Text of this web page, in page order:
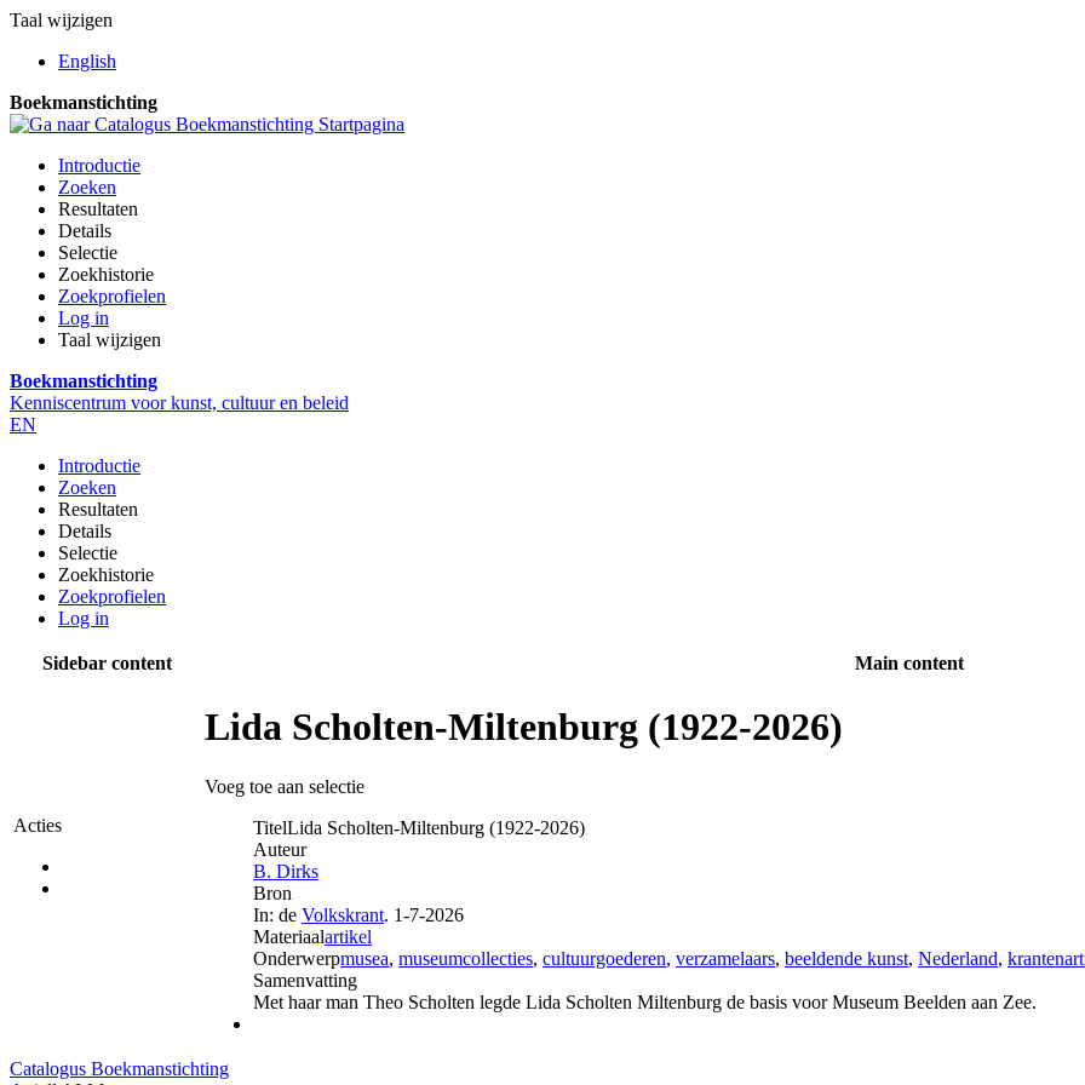
Taal wijzigen
English
Boekmanstichting
Introductie
Zoeken
Resultaten
Details
Selectie
Zoekhistorie
Zoekprofielen
Log in
Taal wijzigen
Boekmanstichting
Kenniscentrum voor kunst, cultuur en beleid
EN
Introductie
Zoeken
Resultaten
Details
Selectie
Zoekhistorie
Zoekprofielen
Log in
Sidebar content Main content
Acties
Lida Scholten-Miltenburg (1922-2026)
Voeg toe aan selectie
TitelLida Scholten-Miltenburg (1922-2026)
Auteur
B. Dirks
Bron
In: de Volkskrant. 1-7-2026
Materiaalartikel
Onderwerpmusea, museumcollecties, cultuurgoederen, verzamelaars, beeldende kunst, Nederland,
Samenvatting
Met haar man Theo Scholten legde Lida Scholten Miltenburg de basis voor Museum Beelden aan Zee.
Catalogus Boekmanstichting